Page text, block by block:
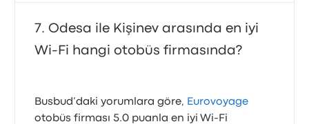
Odesa ile Kişinev arasında en iyi
Wi-Fi hangi otobüs firmasında?
Busbud’daki yorumlara göre, Eurovoyage
otobüs firması 5.0 puanla en iyi Wi‑Fi